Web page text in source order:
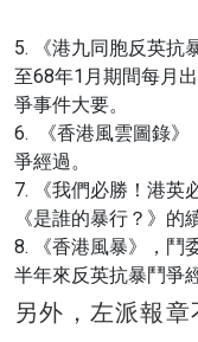
5. 《港九同胞反英抗
至68年1月期間每月
爭事件大要。
6. 《香港風雲圖錄》
爭經過。
7. 《我們必勝！港英
《是誰的暴行？》的
8. 《香港風暴》，鬥
半年來反英抗暴鬥爭
另外，左派報